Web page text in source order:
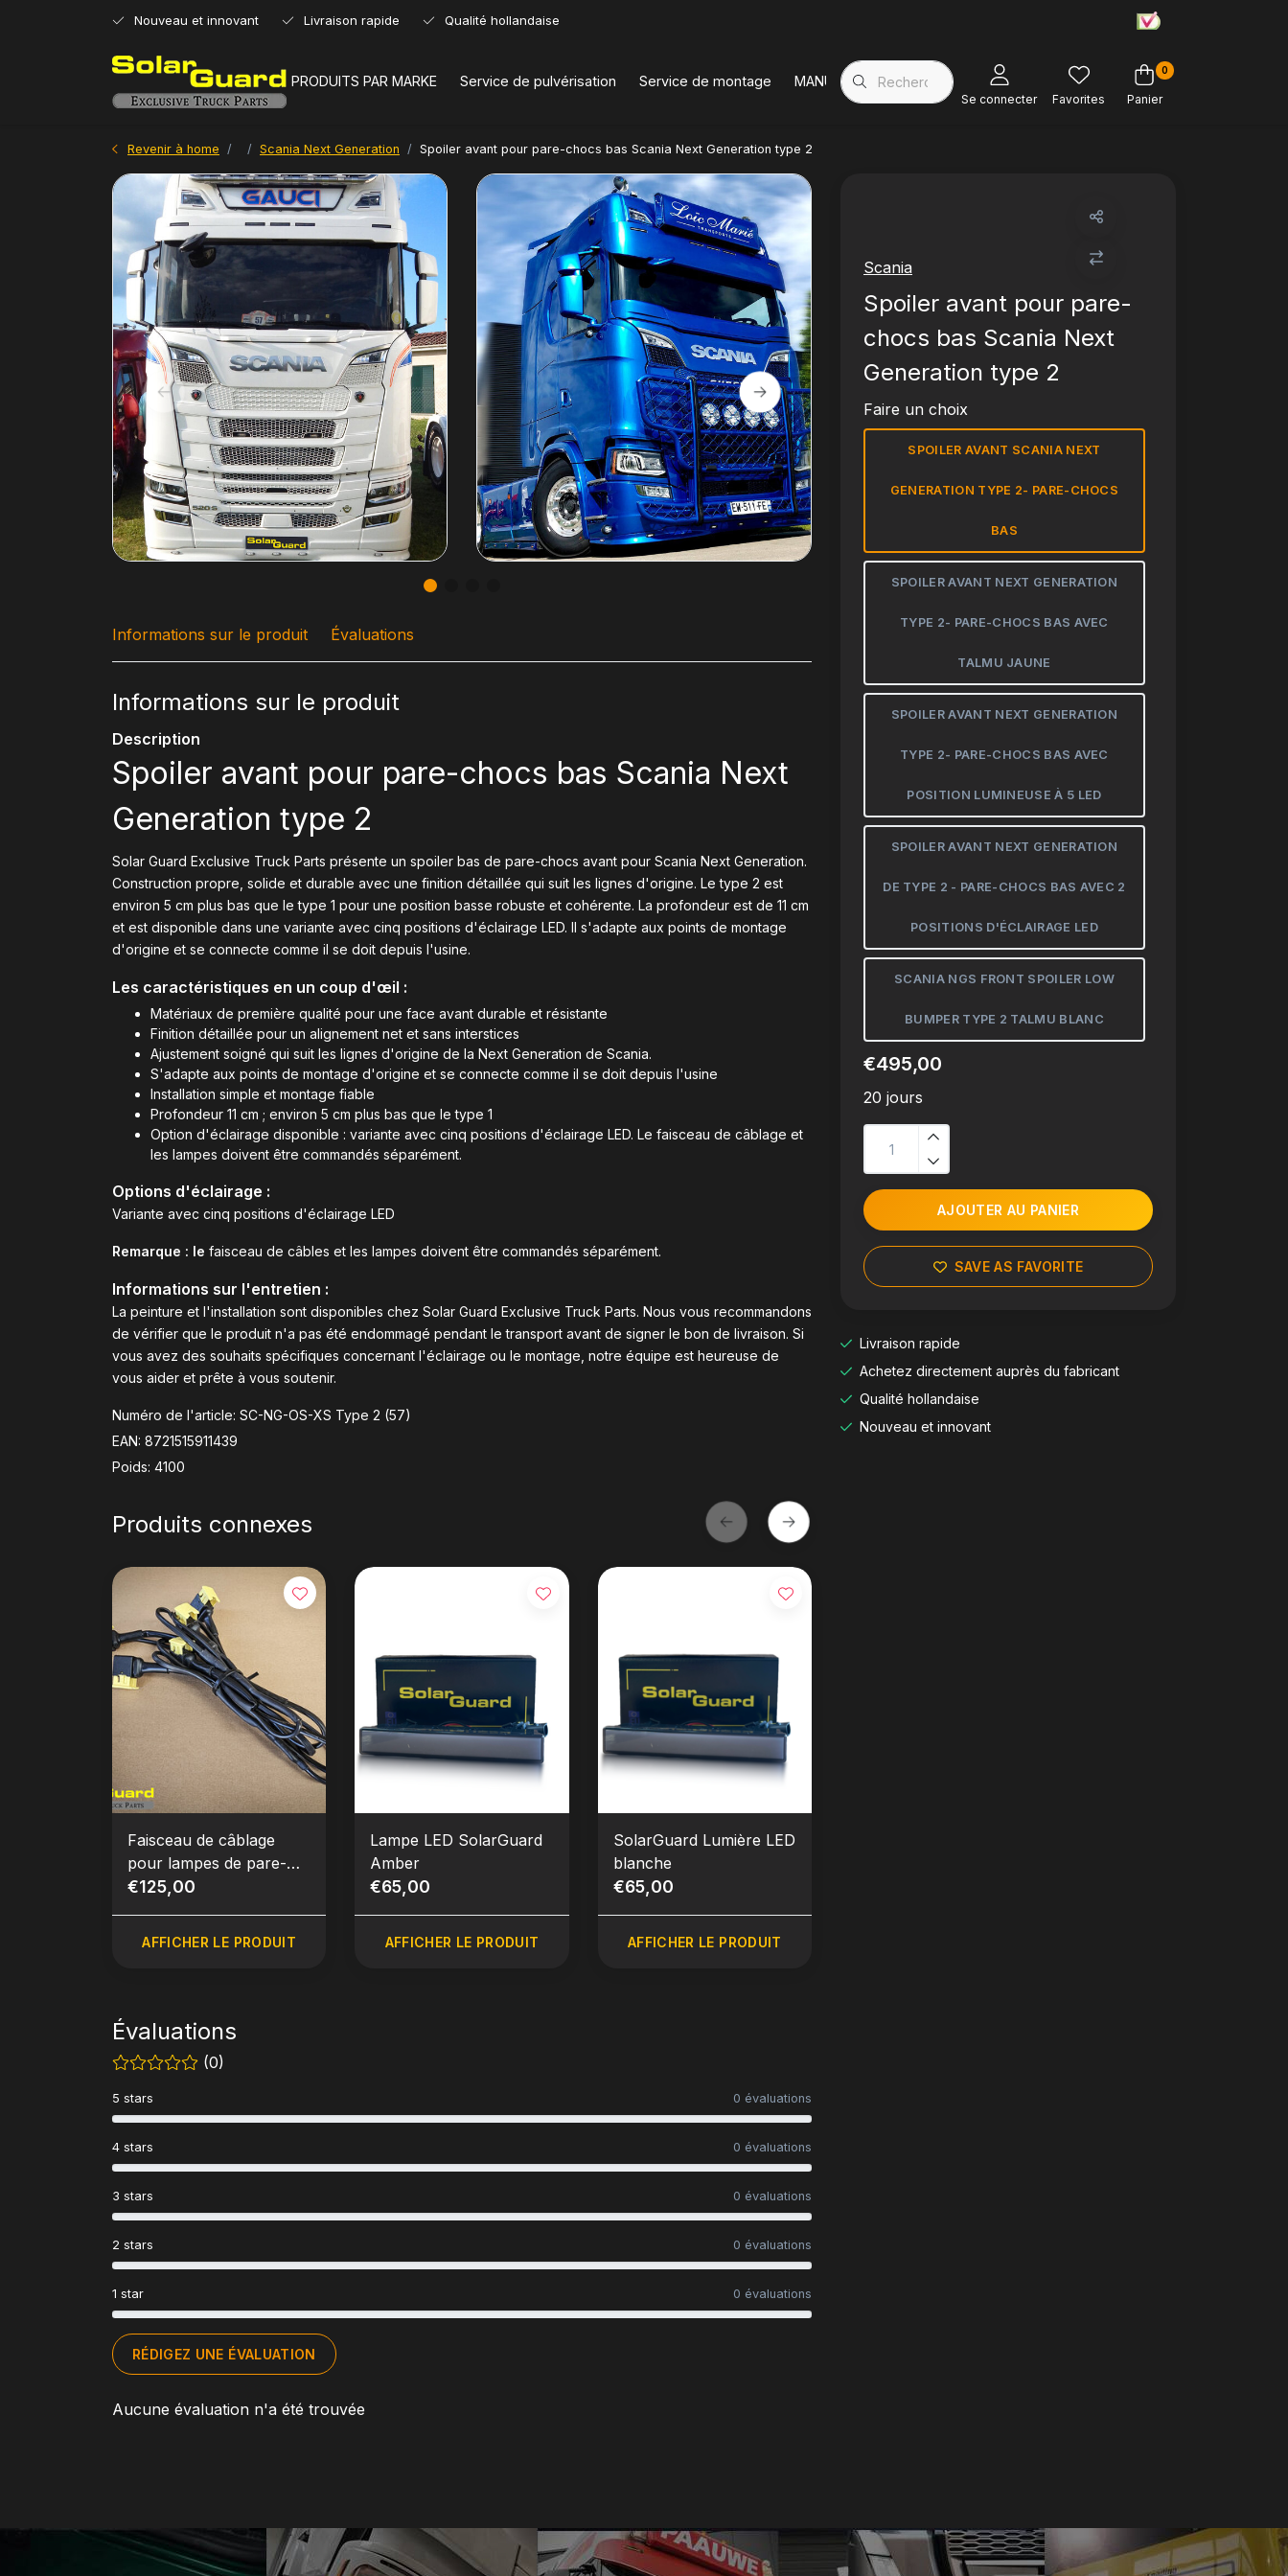
Nouveau et innovant Livraison rapide Qualité hollandaise
PRODUITS PAR MARKE Service de pulvérisation Service de montage MANUELS Magasin d'usine Soutien à la clientèle
Se connecter Favorites
0
Panier
Revenir à home Scania Next Generation Spoiler avant pour pare-chocs bas Scania Next Generation type 2
Scania
Spoiler avant pour pare-
chocs bas Scania Next
Generation type 2
Faire un choix
SPOILER AVANT SCANIA NEXT
GENERATION TYPE 2- PARE-CHOCS
BAS
SPOILER AVANT NEXT GENERATION
TYPE 2- PARE-CHOCS BAS AVEC
TALMU JAUNE
SPOILER AVANT NEXT GENERATION
TYPE 2- PARE-CHOCS BAS AVEC
POSITION LUMINEUSE À 5 LED
SPOILER AVANT NEXT GENERATION
DE TYPE 2 - PARE-CHOCS BAS AVEC 2
POSITIONS D'ÉCLAIRAGE LED
SCANIA NGS FRONT SPOILER LOW
BUMPER TYPE 2 TALMU BLANC
€495,00
20 jours
AJOUTER AU PANIER
SAVE AS FAVORITE
Livraison rapide
Achetez directement auprès du fabricant
Qualité hollandaise
Nouveau et innovant
Informations sur le produit Évaluations
Informations sur le produit
Description
Spoiler avant pour pare-chocs bas Scania Next
Generation type 2
Solar Guard Exclusive Truck Parts présente un spoiler bas de pare-chocs avant pour Scania Next Generation.
Construction propre, solide et durable avec une finition détaillée qui suit les lignes d'origine. Le type 2 est
environ 5 cm plus bas que le type 1 pour une position basse robuste et cohérente. La profondeur est de 11 cm
et est disponible dans une variante avec cinq positions d'éclairage LED. Il s'adapte aux points de montage
d'origine et se connecte comme il se doit depuis l'usine.
Les caractéristiques en un coup d'œil :
Matériaux de première qualité pour une face avant durable et résistante
Finition détaillée pour un alignement net et sans interstices
Ajustement soigné qui suit les lignes d'origine de la Next Generation de Scania.
S'adapte aux points de montage d'origine et se connecte comme il se doit depuis l'usine
Installation simple et montage fiable
Profondeur 11 cm ; environ 5 cm plus bas que le type 1
Option d'éclairage disponible : variante avec cinq positions d'éclairage LED. Le faisceau de câblage et
les lampes doivent être commandés séparément.
Options d'éclairage :
Variante avec cinq positions d'éclairage LED
Remarque : le faisceau de câbles et les lampes doivent être commandés séparément.
Informations sur l'entretien :
La peinture et l'installation sont disponibles chez Solar Guard Exclusive Truck Parts. Nous vous recommandons
de vérifier que le produit n'a pas été endommagé pendant le transport avant de signer le bon de livraison. Si
vous avez des souhaits spécifiques concernant l'éclairage ou le montage, notre équipe est heureuse de
vous aider et prête à vous soutenir.
Numéro de l'article: SC-NG-OS-XS Type 2 (57)
EAN: 8721515911439
Poids: 4100
Produits connexes
Faisceau de câblage
pour lampes de pare-
soleil à 5 LED
€125,00
AFFICHER LE PRODUIT
Lampe LED SolarGuard
Amber
€65,00
AFFICHER LE PRODUIT
SolarGuard Lumière LED
blanche
€65,00
AFFICHER LE PRODUIT
Évaluations
(0)
1 star 0 évaluations
2 stars 0 évaluations
3 stars 0 évaluations
4 stars 0 évaluations
5 stars 0 évaluations
RÉDIGEZ UNE ÉVALUATION
Aucune évaluation n'a été trouvée